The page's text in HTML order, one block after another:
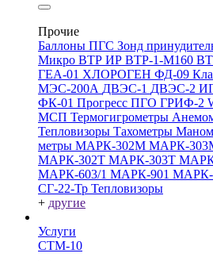
Прочие
Баллоны ПГС Зонд
Микро ВТР ИР ВТР-1-М160
ГЕА-01 ХЛОРОГЕН ФД-09
МЭС-200А ДВЭС-1 ДВЭС-2
ФК-01 Прогресс ПГО ГРИФ-2
МСП Термогигрометры
Тепловизоры Тахометры
метры МАРК-302М МАРК-
МАРК-302Т МАРК-303Т
МАРК-603/1 МАРК-901 МАРК-
СГ-22-Тр Тепловизоры
+ другие
Услуги
СТМ-10